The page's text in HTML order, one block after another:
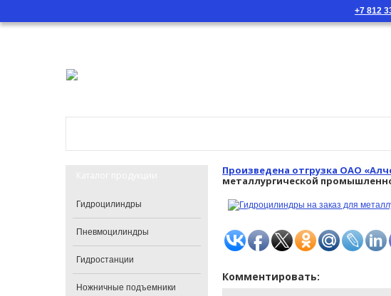
+7 812
Произведена отгрузка ОАО
металлургической
Комментировать:
Гидроцилиндры
Пневмоцилиндры
Гидростанции
Ножничные подъемники